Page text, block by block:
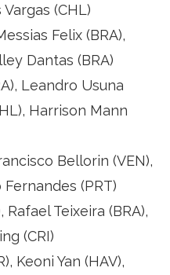
(CHL)
Felix (BRA),
Dantas (BRA)
Leandro Usuna
Harrison Mann
Bellorin (VEN),
Fernandes (PRT)
Rafael Teixeira (BRA),
(CRI)
Keoni Yan (HAV),